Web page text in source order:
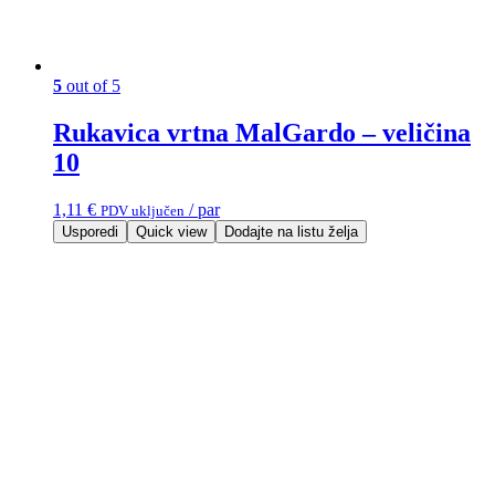
5 out of 5
Rukavica vrtna MalGardo – veličina
10
1,11 € PDV uključen / par
Usporedi Quick view Dodajte na listu želja